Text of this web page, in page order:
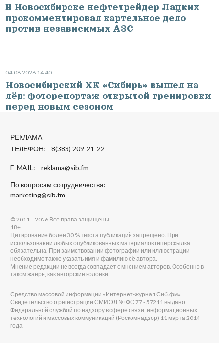
В Новосибирске нефтетрейдер Лацких
прокомментировал картельное дело
против независимых АЗС
04.08.2026 14:40
Новосибирский ХК «Сибирь» вышел на
лёд: фоторепортаж открытой тренировки
перед новым сезоном
РЕКЛАМА
ТЕЛЕФОН: 8(383) 209-21-22
E-MAIL: reklama@sib.fm
По вопросам сотрудничества:
marketing@sib.fm
© 2011—2026 Все права защищены.
18+
Цитирование более 30 % текста публикаций запрещено. При
использовании любых опубликованных материалов гиперссылка
обязательна. При заимствовании фотографии или иллюстрации
необходимо также указать имя и фамилию её автора.
Мнение редакции не всегда совпадает с мнением авторов. Особенно в
таком жанре, как авторские колонки.
Средство массовой информации «Интернет-журнал Сиб.фм».
Свидетельство о регистрации СМИ ЭЛ № ФС 77 - 57211 выдано
Федеральной службой по надзору в сфере связи, информационных
технологий и массовых коммуникаций (Роскомнадзор) 11 марта 2014
года.